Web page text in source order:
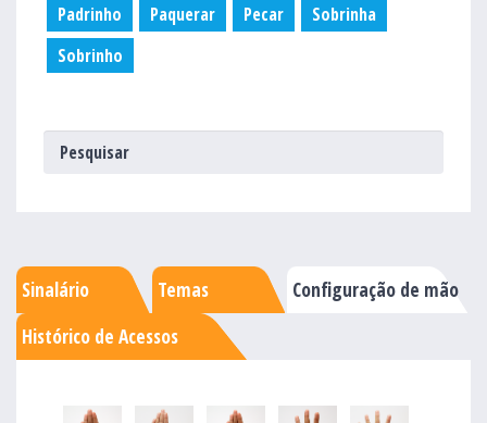
Padrinho
Paquerar Pecar
Sobrinha
Sobrinho
Sinalário Temas
Configuração de mão
Histórico de Acessos